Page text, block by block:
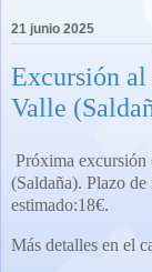
21 junio 2025
Excursión
Valle
Próxima
(Saldaña). Plazo
estimado:18€.
Más detalles en el